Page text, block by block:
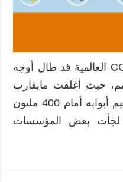
إن تأثير جائحة كورونا COVID19 العالمية قد طال أوجه
حيث أغلقت مايقارب
75 دولة المدارس وأوصد التعليم أبوابه أمام 400 مليون
لجأت بعض المؤسسات